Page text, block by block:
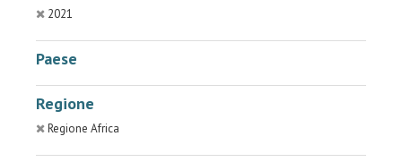
2021
Paese
Regione
Regione Africa